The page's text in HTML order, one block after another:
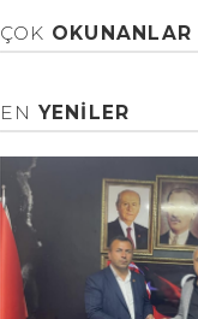
ÇOK OKUNANLAR
EN YENILER